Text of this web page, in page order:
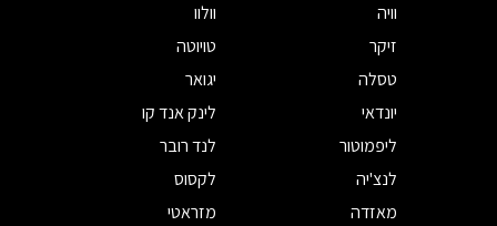
וויה
וולוו
זיקר
טויוטה
טסלה
יגואר
יונדאי
לינק אנד קו
ליפמוטור
לנד רובר
לנצ'יה
לקסוס
מאזדה
מזראטי